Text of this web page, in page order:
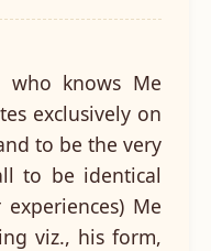
who knows Me
exclusively on
to be the very
to be identical
Me
viz., his form,